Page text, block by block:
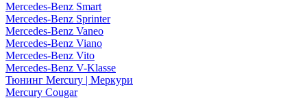
Mercedes-Benz Smart
Mercedes-Benz Sprinter
Mercedes-Benz Vaneo
Mercedes-Benz Viano
Mercedes-Benz Vito
Mercedes-Benz V-Klasse
Тюнинг Mercury | Меркури
Mercury Cougar